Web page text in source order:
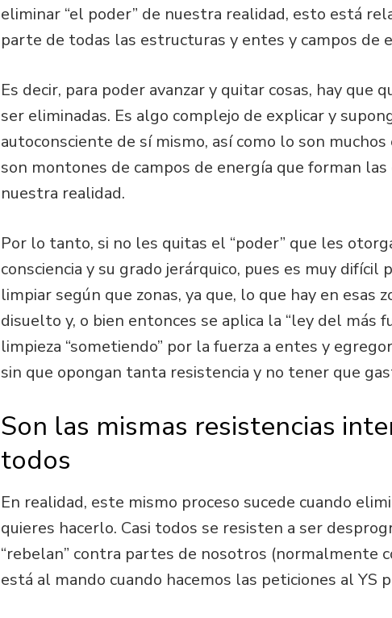
eliminar “el poder” de nuestra realidad, esto está
parte de todas las estructuras y entes y campos de
Es decir, para poder avanzar y quitar cosas, hay que
ser eliminadas. Es algo complejo de explicar y
autoconsciente de sí mismo, así como lo son
son montones de campos de energía que forman
nuestra realidad.
Por lo tanto, si no les quitas el “poder” que les
consciencia y su grado jerárquico, pues es muy
limpiar según que zonas, ya que, lo que hay en esas
disuelto y, o bien entonces se aplica la “ley del más
limpieza “sometiendo” por la fuerza a entes y
sin que opongan tanta resistencia y no tener que
Son las mismas resistencias
todos
En realidad, este mismo proceso sucede cuando
quieres hacerlo. Casi todos se resisten a ser
“rebelan” contra partes de nosotros (normalmente
está al mando cuando hacemos las peticiones al